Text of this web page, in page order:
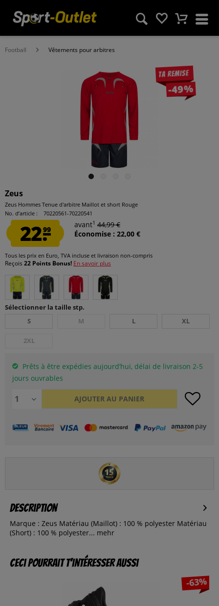
Football Vêtements pour arbitres
Ta remise
-49%
Zeus
Zeus Hommes Tenue d'arbitre Maillot et short Rouge
No. d’article :
70220561-70220541
22.99
avant1 44,99 €
Économise : 22,00 €
Tous les prix en Euro, TVA incluse et livraison non-compris
Reçois 22 Points Bonus! En savoir plus
Sélectionner la taille stp.
S
M L XL
2XL
Prêts à être expédies aujourd’hui, délai de livraison 2-5
jours ouvrables
AJOUTER AU PANIER
Description
Marque : Zeus Matériau (Maillot) : 100 % polyester Matériau
(Short) : 100 % polyester... mehr
Ceci pourrait t’intéresser aussi
-63%